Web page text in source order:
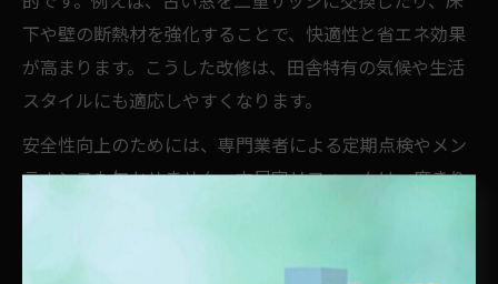
下や壁の断熱材を強化することで、快適性と省エネ効果
が高まります。こうした改修は、田舎特有の気候や生活
スタイルにも適応しやすくなります。
安全性向上のためには、専門業者による定期点検やメン
テナンスも欠かせません。古民家リフォームは一度きり
を残すことで、将来的な売却や相続時にも安心感が得ら